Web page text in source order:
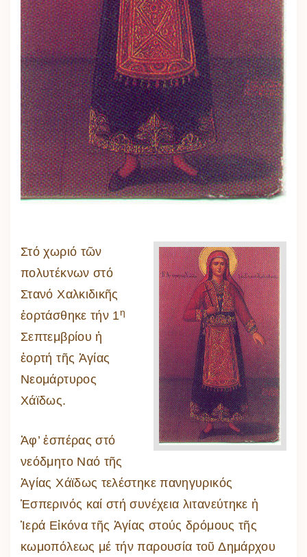
Στό χωριό τῶν
πολυτέκνων στό
Στανό Χαλκιδικῆς
ἑορτάσθηκε τήν 1η
Σεπτεμβρίου ἡ
ἑορτή τῆς Ἁγίας
Νεομάρτυρος
Χάϊδως.
Ἀφ’ ἑσπέρας στό
νεόδμητο Ναό τῆς
Ἁγίας Χάϊδως τελέστηκε πανηγυρικός
Ἑσπερινός καί στή συνέχεια λιτανεύτηκε ἡ
Ἱερά Εἰκόνα τῆς Ἁγίας στούς δρόμους τῆς
κωμοπόλεως μέ τήν παρουσία τοῦ Δημάρχου